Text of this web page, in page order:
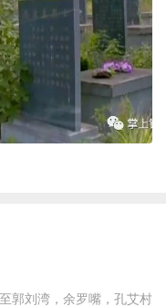
郭刘湾，余罗嘴，孔艾村